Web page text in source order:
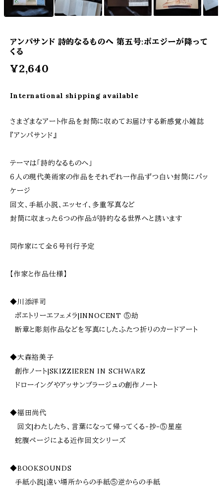
アンパサンド 詩的なるものへ 第五号:ポエジーが降って
くる
¥2,640
International shipping available
さまざまなアート作品を封筒に収めてお届けする新感覚小雑誌
『アンパサンド』
テーマは「詩的なるものへ」
６人の現代美術家の作品をそれぞれ一作品ずつ白い封筒にパッ
ケージ
回文、手紙小説、エッセイ、多重写真など
封筒に収まった６つの作品が詩的なる世界へと誘います
同作家にて全６号刊行予定
【作家と作品仕様】
◆川添洋司
ポエトリーエフェメラ|INNOCENT ⑤劫
断章と彫刻作品などを写真にしたふたつ折りのカードアート
◆大森裕美子
創作ノート|SKIZZIEREN IN SCHWARZ
ドローイングやアッサンブラージュの創作ノート
◆福田尚代
回文|わたしたち、言葉になって帰ってくる-抄-⑤星座
蛇腹ページによる近作回文シリーズ
◆BOOKSOUNDS
手紙小説|遠い場所からの手紙⑤逆からの手紙